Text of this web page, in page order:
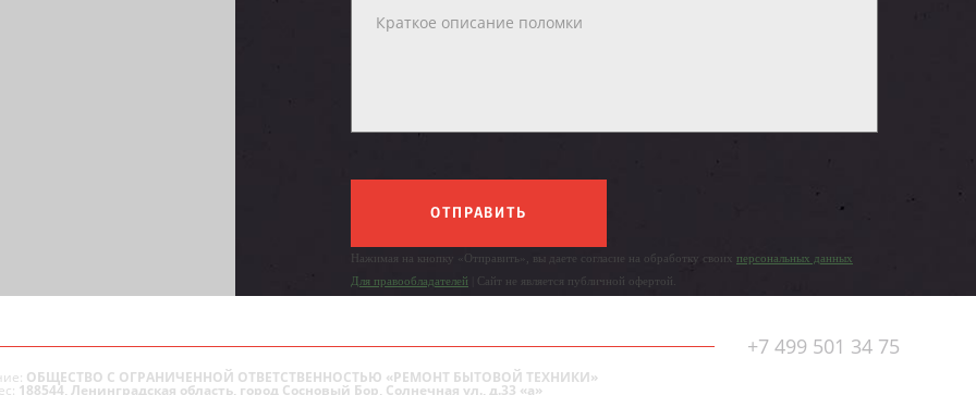
ОТПРАВИТЬ
Нажимая на кнопку «Отправить», вы даете согласие на обработку своих персональных данных
Для правообладателей | Сайт не является публичной офертой.
+7 499 501 34 75
ОБЩЕСТВО С ОГРАНИЧЕННОЙ ОТВЕТСТВЕННОСТЬЮ «РЕМОНТ БЫТОВОЙ ТЕХНИКИ»
188544, Ленинградская область, город Сосновый Бор, Солнечная ул., д.33 «а»